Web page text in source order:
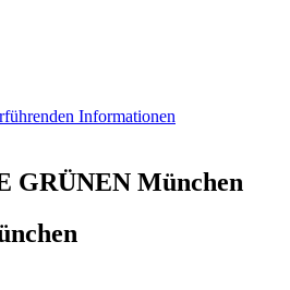
Informationen
GRÜNEN München